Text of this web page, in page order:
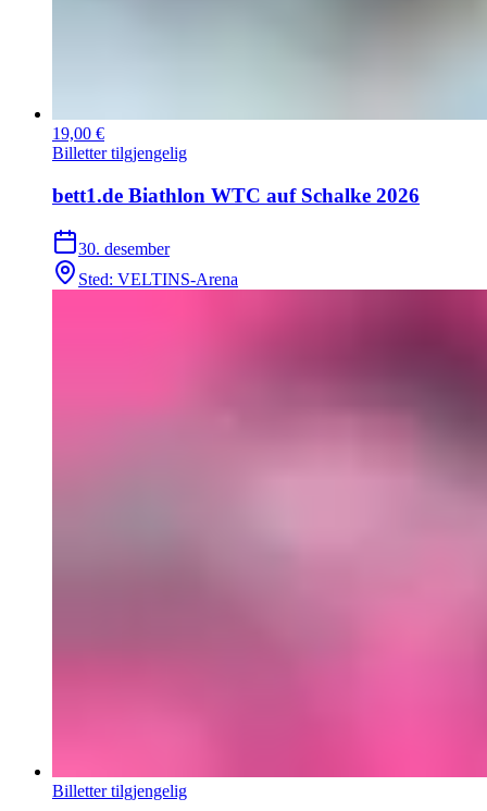
19,00 €
Billetter tilgjengelig
bett1.de Biathlon WTC auf Schalke 2026
30. desember
Sted: VELTINS-Arena
Billetter tilgjengelig